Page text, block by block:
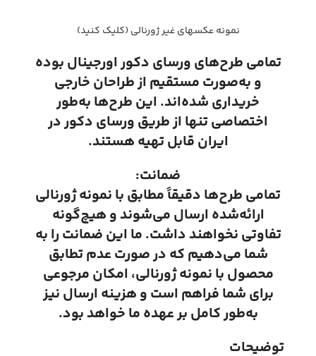
نمونه عکسهای غیر ژورنالی (کلیک کنید)
تمامی طرح‌های ورسای دکور اورجینال بوده
و به‌صورت مستقیم از طراحان خارجی
خریداری شده‌اند. این طرح‌ها به‌طور
اختصاصی تنها از طریق ورسای دکور در
ایران قابل تهیه هستند.
ضمانت:
تمامی طرح‌ها دقیقاً مطابق با نمونه ژورنالی
ارائه‌شده ارسال می‌شوند و هیچ‌گونه
تفاوتی نخواهند داشت. ما این ضمانت را به
شما می‌دهیم که در صورت عدم تطابق
محصول با نمونه ژورنالی، امکان مرجوعی
برای شما فراهم است و هزینه ارسال نیز
به‌طور کامل بر عهده ما خواهد بود.
توضیحات